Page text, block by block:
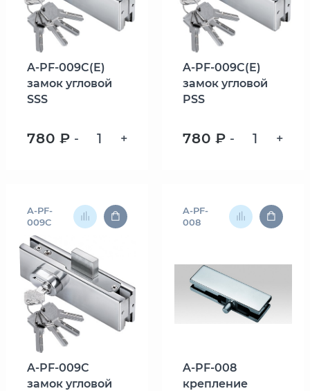
A-PF-009C(E)
замок угловой
SSS
780 ₽ - +
A-PF-009C(E)
замок угловой
PSS
780 ₽ - +
A-PF-
009C
A-PF-009C
замок угловой
A-PF-
008
A-PF-008
крепление